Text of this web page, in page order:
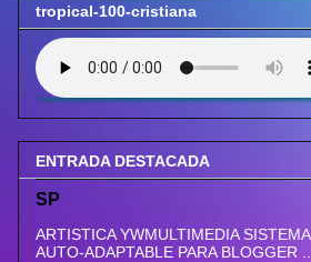
tropical-100-cristiana
ENTRADA DESTACADA
SP
ARTISTICA YWMULTIMEDIA SISTEMA
AUTO-ADAPTABLE PARA BLOGGER ...